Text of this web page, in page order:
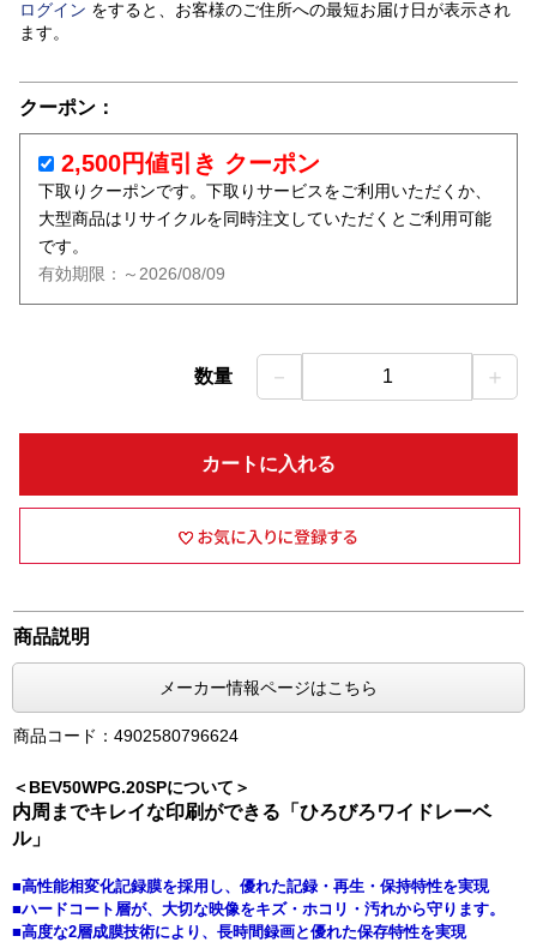
ログイン をすると、お客様のご住所への最短お届け日が表示され
ます。
クーポン：
2,500円値引き クーポン
下取りクーポンです。下取りサービスをご利用いただくか、
大型商品はリサイクルを同時注文していただくとご利用可能
です。
有効期限：～2026/08/09
数量 － 1 ＋
カートに入れる
商品説明
メーカー情報ページはこちら
商品コード：4902580796624
＜BEV50WPG.20SPについて＞
内周までキレイな印刷ができる「ひろびろワイドレーベ
ル」
■高性能相変化記録膜を採用し、優れた記録・再生・保持特性を実現
■ハードコート層が、大切な映像をキズ・ホコリ・汚れから守ります。
■高度な2層成膜技術により、長時間録画と優れた保存特性を実現